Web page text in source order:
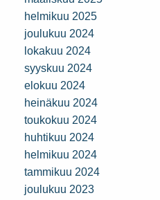
helmikuu 2025
joulukuu 2024
lokakuu 2024
syyskuu 2024
elokuu 2024
heinäkuu 2024
toukokuu 2024
huhtikuu 2024
helmikuu 2024
tammikuu 2024
joulukuu 2023